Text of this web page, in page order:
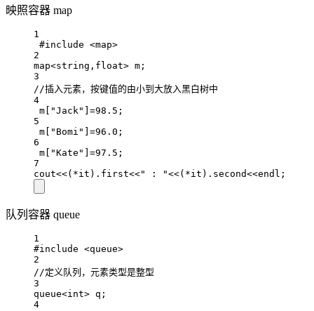
映照容器 map
1
#include <map>
2
map<string, float> m;
3
//插入元素，按键值的由小到大放入黑白树中
4
m[
"Jack" =98.5 ;
5
m[
"Bomi" =96.0 ;
6
m[
"Kate" =97.5 ;
7
cout<<( *it).first<<" : "<<( *it).second<<endl;
队列容器 queue
1
#include <queue>
2
//定义队列，元素类型是整型
3
queue<int> q;
4